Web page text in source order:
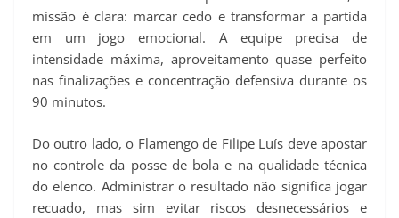
missão é clara: marcar cedo e transformar a partida
em um jogo emocional. A equipe precisa de
intensidade máxima, aproveitamento quase perfeito
nas finalizações e concentração defensiva durante os
90 minutos.
Do outro lado, o Flamengo de Filipe Luís deve apostar
no controle da posse de bola e na qualidade técnica
do elenco. Administrar o resultado não significa jogar
recuado, mas sim evitar riscos desnecessários e